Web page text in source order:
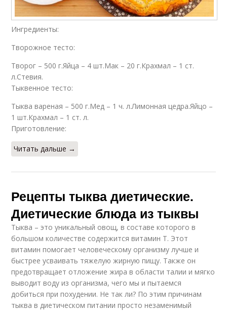
Ингредиенты:
Творожное тесто:
Творог – 500 г.Яйца – 4 шт.Мак – 20 г.Крахмал – 1 ст.
л.Стевия.
Тыквенное тесто:
Тыква вареная – 500 г.Мед – 1 ч. л.Лимонная цедра.Яйцо –
1 шт.Крахмал – 1 ст. л.
Приготовление:
Читать дальше →
Рецепты тыква диетические.
Диетические блюда из тыквы
Тыква – это уникальный овощ, в составе которого в
большом количестве содержится витамин Т. Этот
витамин помогает человеческому организму лучше и
быстрее усваивать тяжелую жирную пищу. Также он
предотвращает отложение жира в области талии и мягко
выводит воду из организма, чего мы и пытаемся
добиться при похудении. Не так ли? По этим причинам
тыква в диетическом питании просто незаменимый